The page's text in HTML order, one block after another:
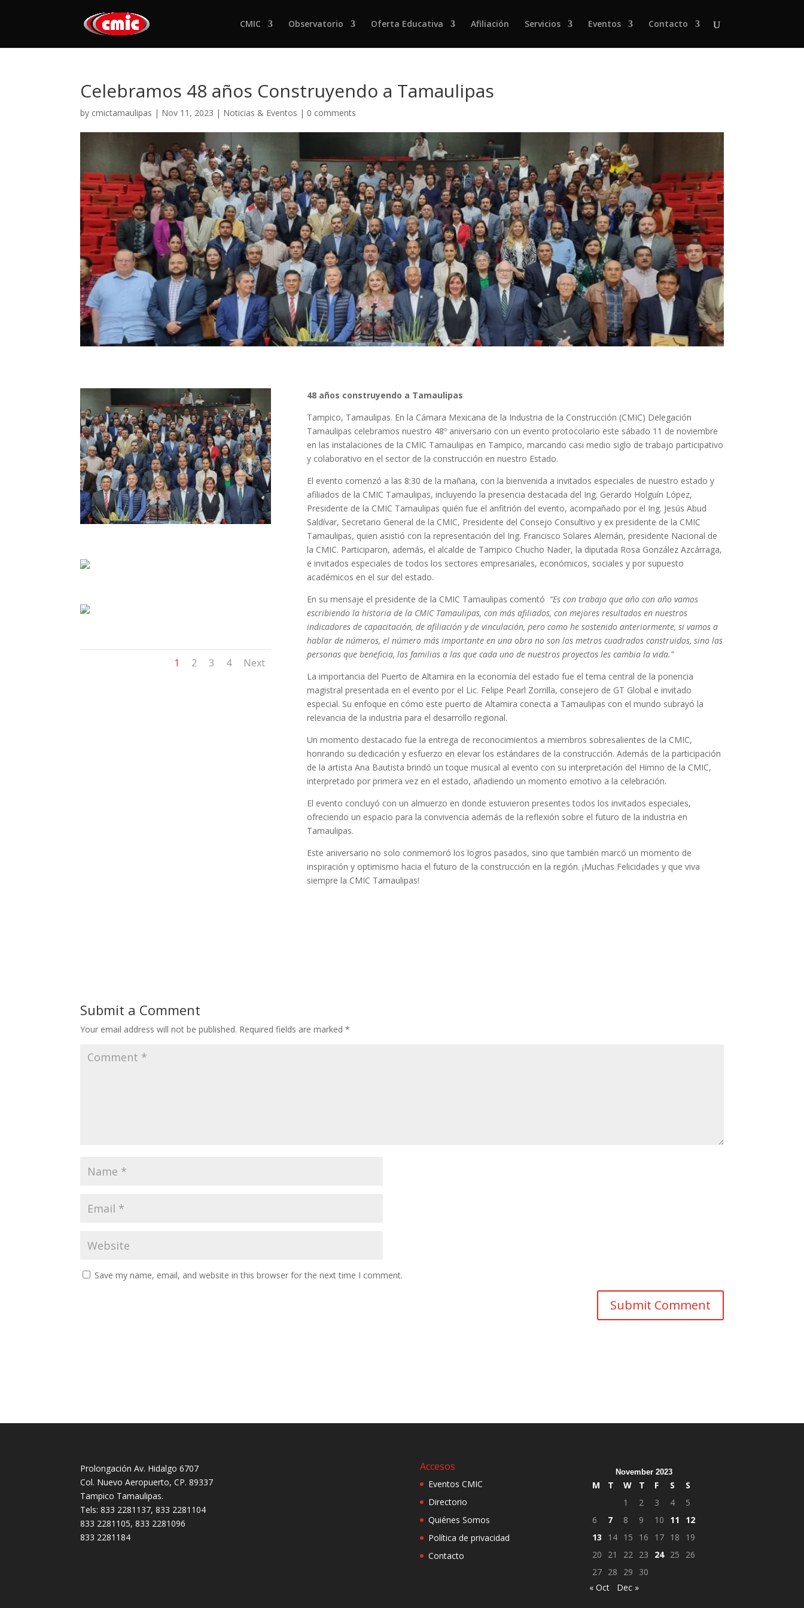
CMIC Observatorio Oferta Educativa Afiliación Servicios Eventos Contacto
Celebramos 48 años Construyendo a Tamaulipas
by cmictamaulipas | Nov 11, 2023 | Noticias & Eventos | 0 comments
1 2 3 4 Next
48 años construyendo a Tamaulipas
Tampico, Tamaulipas. En la Cámara Mexicana de la Industria de la Construcción (CMIC) Delegación
Tamaulipas celebramos nuestro 48º aniversario con un evento protocolario este sábado 11 de noviembre
en las instalaciones de la CMIC Tamaulipas en Tampico, marcando casi medio siglo de trabajo participativo
y colaborativo en el sector de la construcción en nuestro Estado.
El evento comenzó a las 8:30 de la mañana, con la bienvenida a invitados especiales de nuestro estado y
afiliados de la CMIC Tamaulipas, incluyendo la presencia destacada del Ing. Gerardo Holguín López,
Presidente de la CMIC Tamaulipas quién fue el anfitrión del evento, acompañado por el Ing. Jesús Abud
Saldívar, Secretario General de la CMIC, Presidente del Consejo Consultivo y ex presidente de la CMIC
Tamaulipas, quien asistió con la representación del Ing. Francisco Solares Alemán, presidente Nacional de
la CMIC. Participaron, además, el alcalde de Tampico Chucho Nader, la diputada Rosa González Azcárraga,
e invitados especiales de todos los sectores empresariales, económicos, sociales y por supuesto
académicos en el sur del estado.
En su mensaje el presidente de la CMIC Tamaulipas comentó “Es con trabajo que año con año vamos
escribiendo la historia de la CMIC Tamaulipas, con más afiliados, con mejores resultados en nuestros
indicadores de capacitación, de afiliación y de vinculación, pero como he sostenido anteriormente, si vamos a
hablar de números, el número más importante en una obra no son los metros cuadrados construidos, sino las
personas que beneficia, las familias a las que cada uno de nuestros proyectos les cambia la vida.”
La importancia del Puerto de Altamira en la economía del estado fue el tema central de la ponencia
magistral presentada en el evento por el Lic. Felipe Pearl Zorrilla, consejero de GT Global e invitado
especial. Su enfoque en cómo este puerto de Altamira conecta a Tamaulipas con el mundo subrayó la
relevancia de la industria para el desarrollo regional.
Un momento destacado fue la entrega de reconocimientos a miembros sobresalientes de la CMIC,
honrando su dedicación y esfuerzo en elevar los estándares de la construcción. Además de la participación
de la artista Ana Bautista brindó un toque musical al evento con su interpretación del Himno de la CMIC,
interpretado por primera vez en el estado, añadiendo un momento emotivo a la celebración.
El evento concluyó con un almuerzo en donde estuvieron presentes todos los invitados especiales,
ofreciendo un espacio para la convivencia además de la reflexión sobre el futuro de la industria en
Tamaulipas.
Este aniversario no solo conmemoró los logros pasados, sino que también marcó un momento de
inspiración y optimismo hacia el futuro de la construcción en la región. ¡Muchas Felicidades y que viva
siempre la CMIC Tamaulipas!
Submit a Comment
Your email address will not be published. Required fields are marked*
Save my name, email, and website in this browser for the next time I comment.
Prolongación Av. Hidalgo 6707
Col. Nuevo Aeropuerto, CP. 89337
Tampico Tamaulipas.
Tels: 833 2281137, 833 2281104
833 2281105, 833 2281096
833 2281184
Accesos
Eventos CMIC
Directorio
Quiénes Somos
Política de privacidad
Contacto
November 2023
M T W T F S
S
1
2 3 4
5
6
7 8 9 10 11
12
13
14 15 16 17 18
19
20
21 22 23 24 25
26
27 28 29
30
« Oct
Dec »